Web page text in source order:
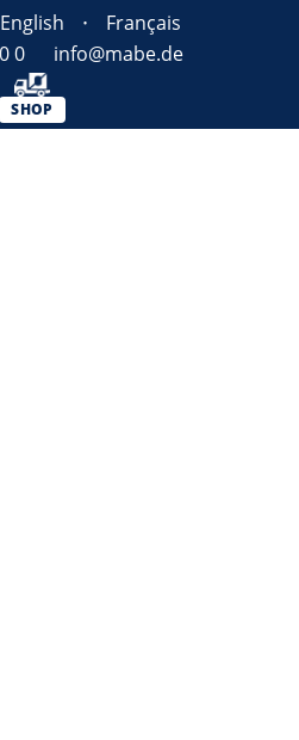
English
Français
0
info@mabe.de
SHOP